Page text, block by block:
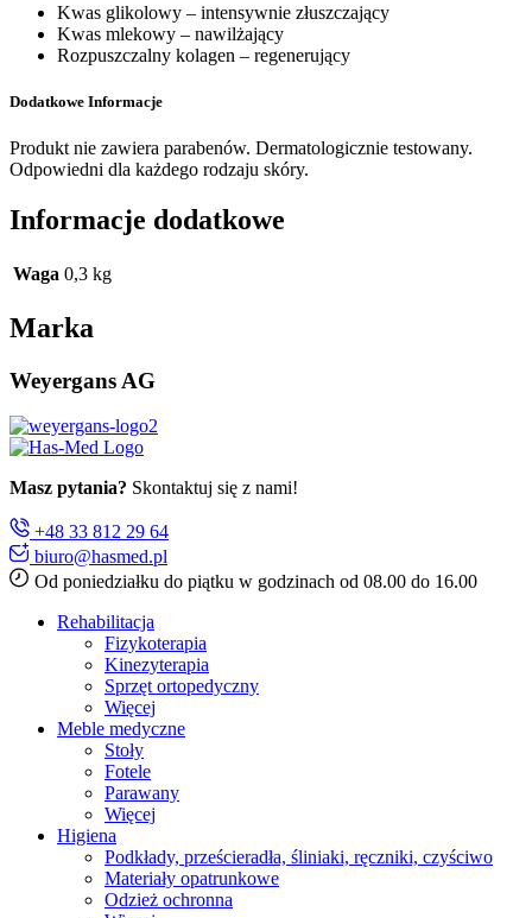
Kwas glikolowy – intensywnie złuszczający
Kwas mlekowy – nawilżający
Rozpuszczalny kolagen – regenerujący
Dodatkowe Informacje
Produkt nie zawiera parabenów. Dermatologicznie testowany.
Odpowiedni dla każdego rodzaju skóry.
Informacje dodatkowe
Waga 0,3 kg
Marka
Weyergans AG
Masz pytania? Skontaktuj się z nami!
+48 33 812 29 64
biuro@hasmed.pl
Od poniedziałku do piątku w godzinach od 08.00 do 16.00
Rehabilitacja
Fizykoterapia
Kinezyterapia
Sprzęt ortopedyczny
Więcej
Meble medyczne
Stoły
Fotele
Parawany
Więcej
Higiena
Podkłady, prześcieradła, śliniaki, ręczniki, czyściwo
Materiały opatrunkowe
Odzież ochronna